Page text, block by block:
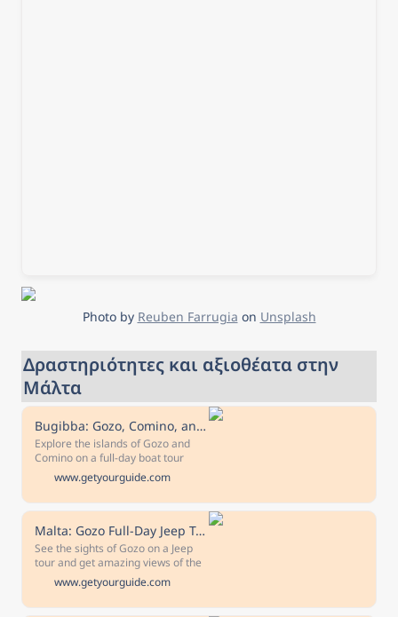
Photo by Reuben Farrugia on Unsplash
Δραστηριότητες και αξιοθέατα στην
Μάλτα
Bugibba: Gozo, Comino, and Blue Lagoon Sightseeing Cruise
Explore the islands of Gozo and
Comino on a full-day boat tour
Swim and snorkel in the turquoise
waters of the Crystal and Blue
lagoons Discover the key cities and
landmarks of Gozo Look through
your ship's underwater windows
Visit the Sea Caves Uncover the
beauty of Malta's coast on this full-
day catamaran Cruise from
Bugibba.
www.getyourguide.com
Malta: Gozo Full-Day Jeep Tour with Lunch & Boat Ride
See the sights of Gozo on a Jeep
tour and get amazing views of the
landscapes and hidden gems of
the island. Free cancellation Cancel
up to 24 hours in advance for a full
www.getyourguide.com